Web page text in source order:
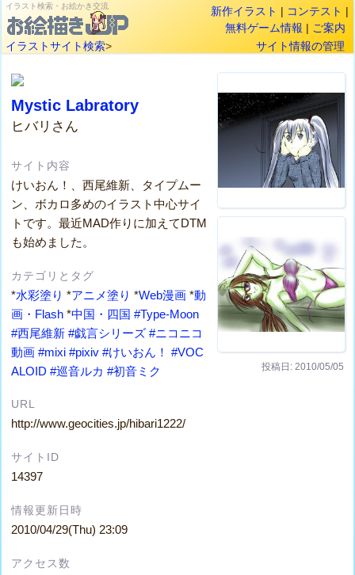
イラスト検索・お絵かき交流 新作イラスト | コンテスト |
無料ゲーム情報 | ご案内
イラストサイト検索> サイト情報の管理
投稿日: 2010/05/05
Mystic Labratory
ヒバリさん
サイト内容
けいおん！、西尾維新、タイプムー
ン、ボカロ多めのイラスト中心サイ
トです。最近MAD作りに加えてDTM
も始めました。
カテゴリとタグ
*水彩塗り *アニメ塗り *Web漫画 *動
画・Flash *中国・四国 #Type-Moon
#西尾維新 #戯言シリーズ #ニコニコ
動画 #mixi #pixiv #けいおん！
#VOC
ALOID #巡音ルカ #初音ミク
URL
http://www.geocities.jp/hibari1222/
サイトID
14397
情報更新日時
2010/04/29(Thu) 23:09
アクセス数